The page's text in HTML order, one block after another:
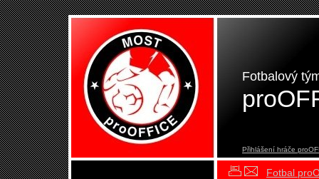
Přihlášení hráče
Fotbalový
Fotbal